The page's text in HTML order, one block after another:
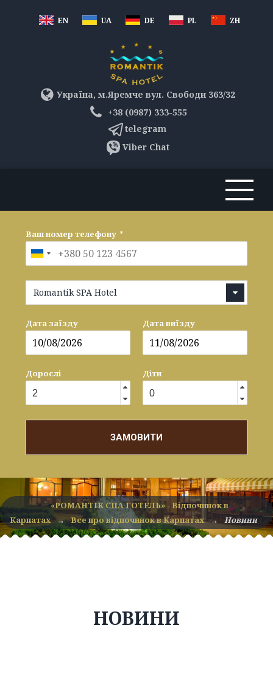
EN UA DE PL ZH
Україна, м.Яремче вул. Свободи 363/32
+38 (0987) 333-555
telegram
Viber Chat
Ваш номер телефону *
Romantik SPA Hotel
Дата заїзду Дата виїзду
Дорослі Діти
ЗАМОВИТИ
«РОМАНТІК СПА ГОТЕЛЬ» - Відпочинок в
Карпатах
→ Все про відпочинок в Карпатах → Новини
НОВИНИ